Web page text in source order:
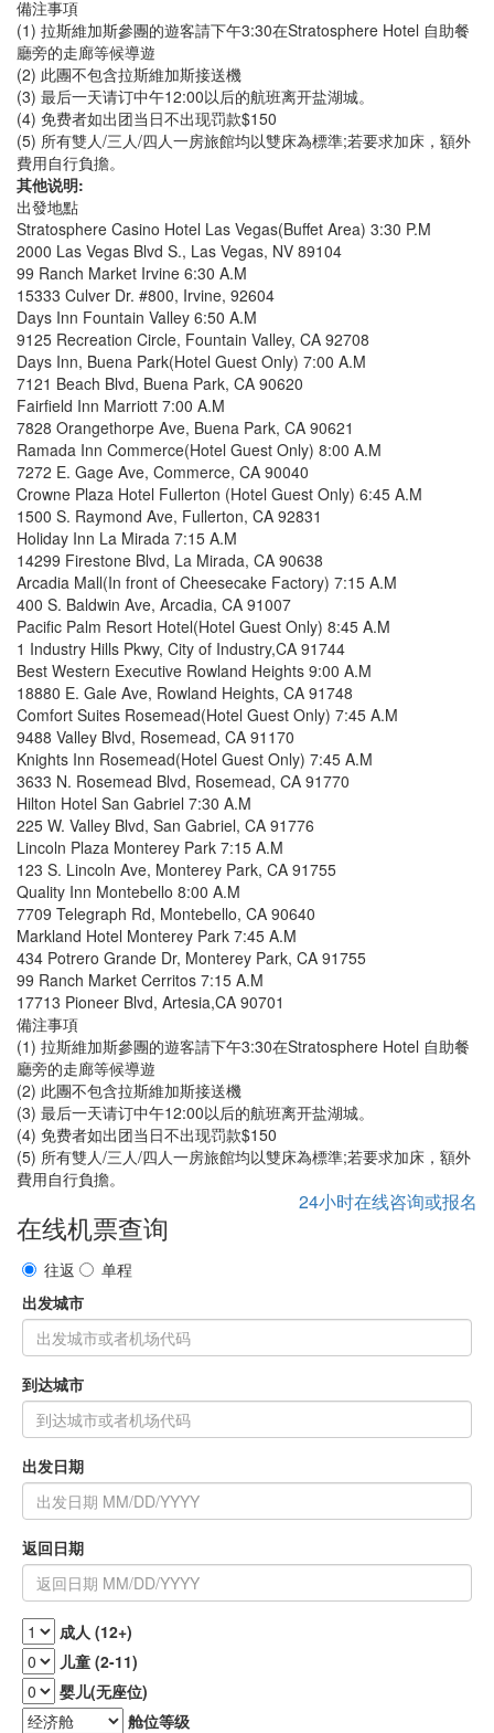
備注事項
(1) 拉斯維加斯參團的遊客請下午3:30在Stratosphere Hotel 自助餐
廳旁的走廊等候導遊
(2) 此團不包含拉斯維加斯接送機
(3) 最后一天请订中午12:00以后的航班离开盐湖城。
(4) 免费者如出团当日不出现罚款$150
(5) 所有雙人/三人/四人一房旅館均以雙床為標準;若要求加床，額外
費用自行負擔。
其他说明:
出發地點
Stratosphere Casino Hotel Las Vegas(Buffet Area) 3:30 P.M
2000 Las Vegas Blvd S., Las Vegas, NV 89104
99 Ranch Market Irvine 6:30 A.M
15333 Culver Dr. #800, Irvine, 92604
Days Inn Fountain Valley 6:50 A.M
9125 Recreation Circle, Fountain Valley, CA 92708
Days Inn, Buena Park(Hotel Guest Only) 7:00 A.M
7121 Beach Blvd, Buena Park, CA 90620
Fairfield Inn Marriott 7:00 A.M
7828 Orangethorpe Ave, Buena Park, CA 90621
Ramada Inn Commerce(Hotel Guest Only) 8:00 A.M
7272 E. Gage Ave, Commerce, CA 90040
Crowne Plaza Hotel Fullerton (Hotel Guest Only) 6:45 A.M
1500 S. Raymond Ave, Fullerton, CA 92831
Holiday Inn La Mirada 7:15 A.M
14299 Firestone Blvd, La Mirada, CA 90638
Arcadia Mall(In front of Cheesecake Factory) 7:15 A.M
400 S. Baldwin Ave, Arcadia, CA 91007
Pacific Palm Resort Hotel(Hotel Guest Only) 8:45 A.M
1 Industry Hills Pkwy, City of Industry,CA 91744
Best Western Executive Rowland Heights 9:00 A.M
18880 E. Gale Ave, Rowland Heights, CA 91748
Comfort Suites Rosemead(Hotel Guest Only) 7:45 A.M
9488 Valley Blvd, Rosemead, CA 91170
Knights Inn Rosemead(Hotel Guest Only) 7:45 A.M
3633 N. Rosemead Blvd, Rosemead, CA 91770
Hilton Hotel San Gabriel 7:30 A.M
225 W. Valley Blvd, San Gabriel, CA 91776
Lincoln Plaza Monterey Park 7:15 A.M
123 S. Lincoln Ave, Monterey Park, CA 91755
Quality Inn Montebello 8:00 A.M
7709 Telegraph Rd, Montebello, CA 90640
Markland Hotel Monterey Park 7:45 A.M
434 Potrero Grande Dr, Monterey Park, CA 91755
99 Ranch Market Cerritos 7:15 A.M
17713 Pioneer Blvd, Artesia,CA 90701
備注事項
(1) 拉斯維加斯參團的遊客請下午3:30在Stratosphere Hotel 自助餐
廳旁的走廊等候導遊
(2) 此團不包含拉斯維加斯接送機
(3) 最后一天请订中午12:00以后的航班离开盐湖城。
(4) 免费者如出团当日不出现罚款$150
(5) 所有雙人/三人/四人一房旅館均以雙床為標準;若要求加床，額外
費用自行負擔。
24小时在线咨询或报名
在线机票查询
往返
单程
出发城市
到达城市
出发日期
返回日期
成人 (12+)
儿童 (2-11)
婴儿(无座位)
舱位等级